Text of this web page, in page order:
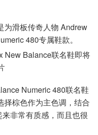
为滑板传奇人物 Andrew
480专属鞋款。
Numeric 480联名鞋
择棕色作为主色调，结合
非常有质感，而且也很